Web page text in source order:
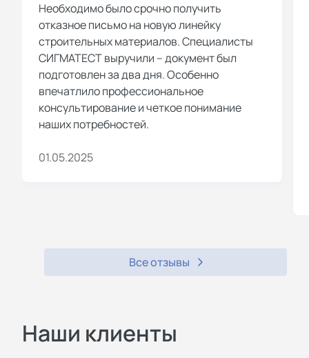
любые услуги и работы;
СДС “Эконорма” — в ней
оформляем сертификаты серии
“ЭКО”, “БИО”, “Без ГМО”,
подтверждающие соблюдение
экологических требований при
производстве продукции.
Партнерами центра являются
надежные компании.
Необходимо было срочно получить
отказное письмо на новую линейку
строительных материалов. Специалисты
СИГМАТЕСТ выручили – документ был
подготовлен за два дня. Особенно
впечатлило профессиональное
консультирование и четкое понимание
наших потребностей.
01.05.2025
Все отзывы
Наши клиенты